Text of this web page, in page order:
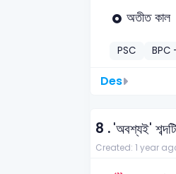
অতীত কাল
PSC
Des
8 .'অবশ্যই'
Created: 1 year